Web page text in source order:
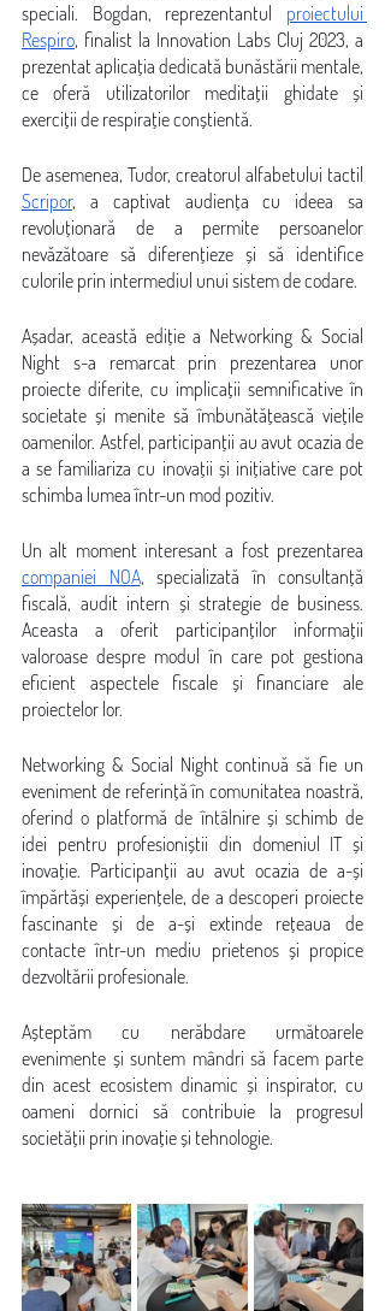
speciali. Bogdan, reprezentantul proiectului
Respiro, finalist la Innovation Labs Cluj 2023, a
prezentat aplicația dedicată bunăstării mentale,
ce oferă utilizatorilor meditații ghidate și
exerciții de respirație conștientă.
Scripor, a captivat audiența cu ideea sa
revoluționară de a permite persoanelor
nevăzătoare să diferențieze și să identifice
culorile prin intermediul unui sistem de codare.
Așadar, această ediție a Networking & Social
Night s-a remarcat prin prezentarea unor
proiecte diferite, cu implicații semnificative în
societate și menite să îmbunătățească viețile
oamenilor. Astfel, participanții au avut ocazia de
a se familiariza cu inovații și inițiative care pot
schimba lumea într-un mod pozitiv.
companiei NOA, specializată în consultanță
fiscală, audit intern și strategie de business.
Aceasta a oferit participanților informații
valoroase despre modul în care pot gestiona
eficient aspectele fiscale și financiare ale
proiectelor lor.
Networking & Social Night continuă să fie un
eveniment de referință în comunitatea noastră,
oferind o platformă de întâlnire și schimb de
idei pentru profesioniștii din domeniul IT și
inovație. Participanții au avut ocazia de a-și
împărtăși experiențele, de a descoperi proiecte
fascinante și de a-și extinde rețeaua de
contacte într-un mediu prietenos și propice
dezvoltării profesionale.
Așteptăm cu nerăbdare următoarele
evenimente și suntem mândri să facem parte
din acest ecosistem dinamic și inspirator, cu
oameni dornici să contribuie la progresul
societății prin inovație și tehnologie.